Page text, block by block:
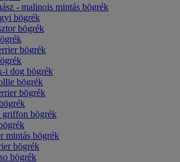
- malinois mintás bögrék
bögrék
bögrék
bögrék
i dog bögrék
bögrék
bögrék
griffon bögrék
mintás bögrék
bögrék
bögrék